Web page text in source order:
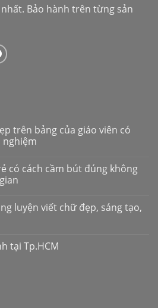
Bảo hành trên từng sản
trên bảng của giáo viên có
nghiệm
có cách cầm bút đúng không
luyện viết chữ đẹp, sáng tạo,
tại Tp.HCM